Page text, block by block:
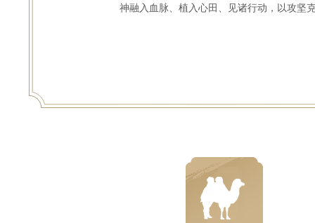
神融入血脉、植入心田、见诸行动，以攻坚